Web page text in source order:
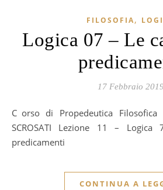
FILOSOFIA,
Logica 07 – Le
17 Febbraio 2019
Corso di Propedeutica Filosofica a cura di LUISELLA
SCROSATI Lezione 11 –
predicamenti
CONTINUA A